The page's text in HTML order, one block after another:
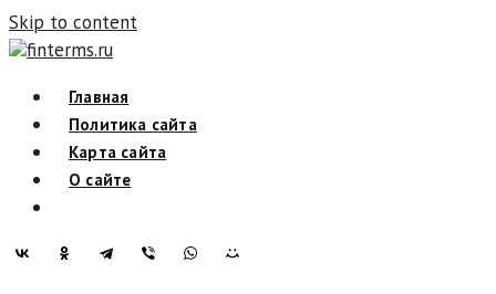
Skip to content
finterms.ru
Главная
Политика сайта
Карта сайта
О сайте